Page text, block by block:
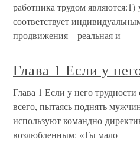
работника трудом являются:1)
соответствует
продвижения – реальная и
Глава 1 Если у
Глава 1 Если у него
всего, пытаясь поднять
используют командно-
возлюбленным: «Ты мало